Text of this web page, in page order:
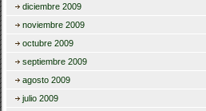
diciembre 2009
noviembre 2009
octubre 2009
septiembre 2009
agosto 2009
julio 2009